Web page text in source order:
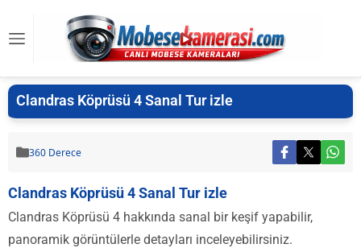
Clandras Köprüsü 4 Sanal Tur izle
360 Derece
Clandras Köprüsü 4 Sanal Tur izle
Clandras Köprüsü 4 hakkında sanal bir keşif yapabilir,
panoramik görüntülerle detayları inceleyebilirsiniz.